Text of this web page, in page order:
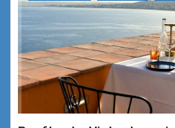
Le Coup de
champignon à